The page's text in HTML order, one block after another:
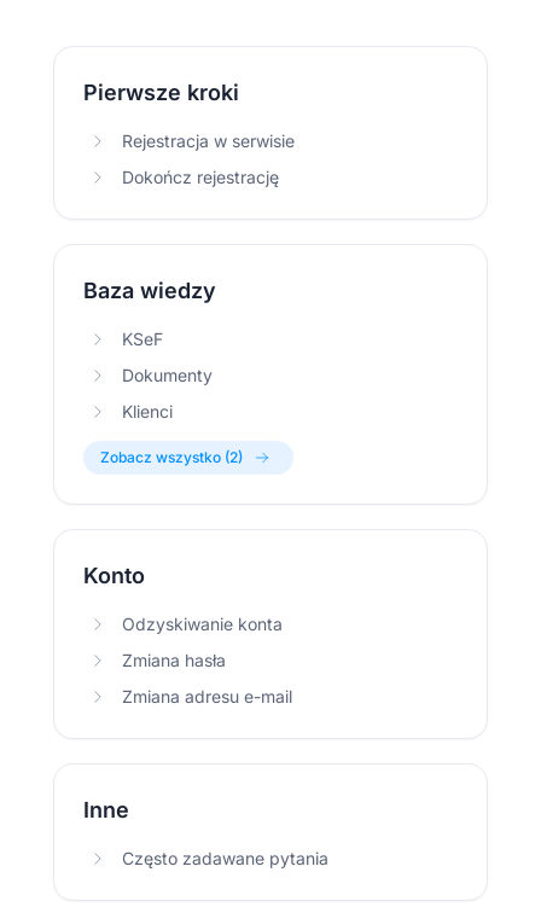
Pierwsze kroki
Rejestracja w serwisie
Dokończ rejestrację
Baza wiedzy
KSeF
Dokumenty
Klienci
Zobacz wszystko (2)
Konto
Odzyskiwanie konta
Zmiana hasła
Zmiana adresu e-mail
Inne
Często zadawane pytania